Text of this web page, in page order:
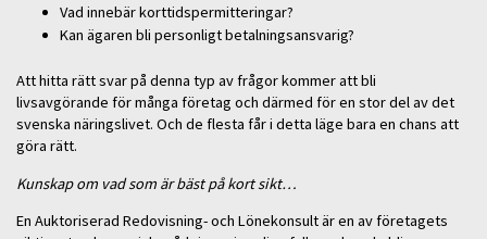
Vad innebär korttidspermitteringar?
Kan ägaren bli personligt betalningsansvarig?
Att hitta rätt svar på denna typ av frågor kommer att bli
livsavgörande för många företag och därmed för en stor del av det
svenska näringslivet. Och de flesta får i detta läge bara en chans att
göra rätt.
Kunskap om vad som är bäst på kort sikt…
En Auktoriserad Redovisning- och Lönekonsult är en av företagets